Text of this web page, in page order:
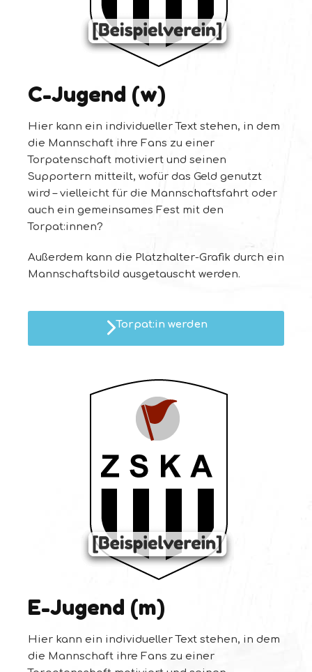
C-Jugend (w)
Hier kann ein individueller Text stehen, in dem
die Mannschaft ihre Fans zu einer
Torpatenschaft motiviert und seinen
Supportern mitteilt, wofür das Geld genutzt
wird – vielleicht für die Mannschaftsfahrt oder
auch ein gemeinsames Fest mit den
Torpat:innen?
Außerdem kann die Platzhalter-Grafik durch ein
Mannschaftsbild ausgetauscht werden.
Torpat:in werden
E-Jugend (m)
Hier kann ein individueller Text stehen, in dem
die Mannschaft ihre Fans zu einer